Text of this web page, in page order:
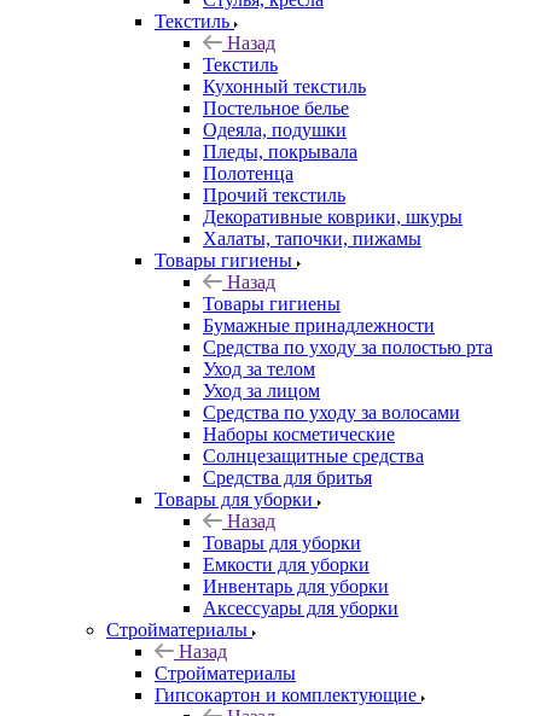
Текстиль
Назад
Текстиль
Кухонный текстиль
Постельное белье
Одеяла, подушки
Пледы, покрывала
Полотенца
Прочий текстиль
Декоративные коврики, шкуры
Халаты, тапочки, пижамы
Товары гигиены
Назад
Товары гигиены
Бумажные принадлежности
Средства по уходу за полостью рта
Уход за телом
Уход за лицом
Средства по уходу за волосами
Наборы косметические
Солнцезащитные средства
Средства для бритья
Товары для уборки
Назад
Товары для уборки
Емкости для уборки
Инвентарь для уборки
Аксессуары для уборки
Стройматериалы
Назад
Стройматериалы
Гипсокартон и комплектующие